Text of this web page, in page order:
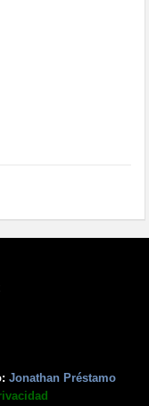
Jonathan Préstamo